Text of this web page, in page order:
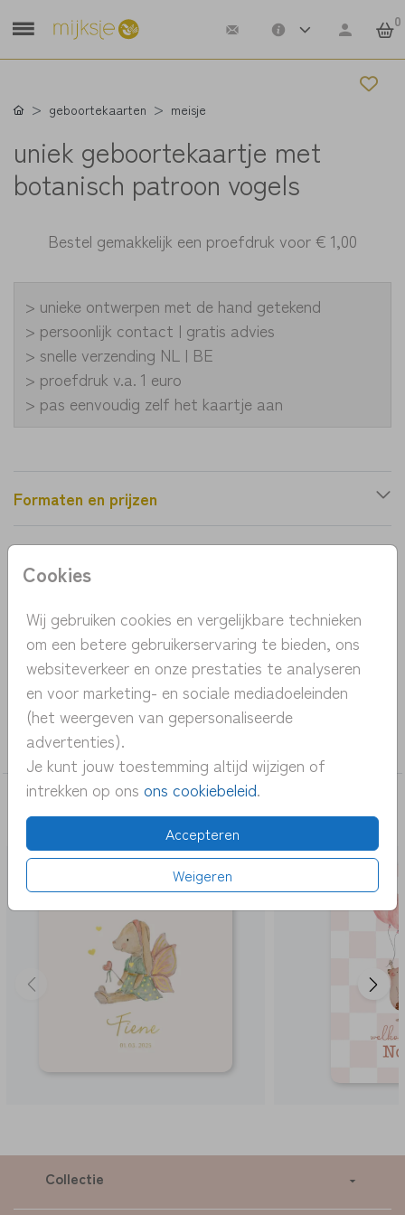
0
Cookies
Wij gebruiken cookies en vergelijkbare technieken
om een betere gebruikerservaring te bieden, ons
websiteverkeer en onze prestaties te analyseren
en voor marketing- en sociale mediadoeleinden
(het weergeven van gepersonaliseerde
advertenties).
Je kunt jouw toestemming altijd wijzigen of
intrekken op ons ons cookiebeleid.
Accepteren
Weigeren
geboortekaarten meisje
uniek geboortekaartje met
botanisch patroon vogels
Bestel gemakkelijk een proefdruk voor€ 1,00
> unieke ontwerpen met de hand getekend
> persoonlijk contact | gratis advies
> snelle verzending NL | BE
> proefdruk v.a. 1 euro
> pas eenvoudig zelf het kaartje aan
Formaten en prijzen
Productinformatie
OMSCHRIJVING
uniek geboortekaartje met botanisch patroon
vogels
COLLECTIE
meisje
DEZE KAARTEN VIND JE MISSCHIEN OOK
LEUK
Collectie